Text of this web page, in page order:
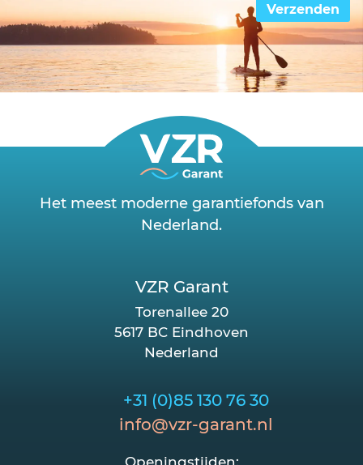
Verzenden
Het meest moderne garantiefonds van
Nederland.
+31 (0)85 130 76 30
info@vzr-garant.nl
Openingstijden:
VZR Garant
Torenallee 20
5617 BC Eindhoven
Nederland